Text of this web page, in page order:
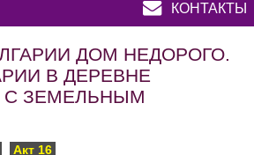
КОНТАКТЫ
ДОМ НЕДОРОГО.
В ДЕРЕВНЕ
С ЗЕМЕЛЬНЫМ
Акт 16